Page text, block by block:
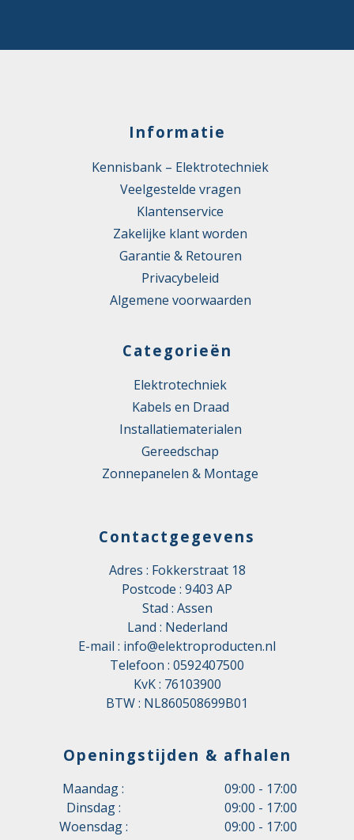
Informatie
Kennisbank – Elektrotechniek
Veelgestelde vragen
Klantenservice
Zakelijke klant worden
Garantie & Retouren
Privacybeleid
Algemene voorwaarden
Categorieën
Elektrotechniek
Kabels en Draad
Installatiematerialen
Gereedschap
Zonnepanelen & Montage
Contactgegevens
Adres : Fokkerstraat 18
Postcode : 9403 AP
Stad : Assen
Land : Nederland
E-mail : info@elektroproducten.nl
Telefoon : 0592407500
KvK : 76103900
BTW : NL860508699B01
Openingstijden & afhalen
Maandag :
09:00 - 17:00
Dinsdag :
09:00 - 17:00
Woensdag :
09:00 - 17:00